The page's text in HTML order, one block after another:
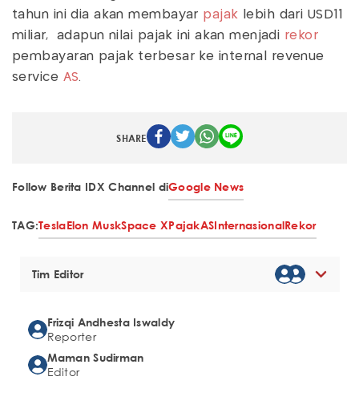
tahun ini dia akan membayar pajak lebih dari USD11
miliar, adapun nilai pajak ini akan menjadi rekor
pembayaran pajak terbesar ke internal revenue
service AS.
SHARE
Follow Berita IDX Channel diGoogle News
TAG:TeslaElon MuskSpace XPajakASInternasionalRekor
Tim Editor
Frizqi Andhesta Iswaldy
Reporter
Maman Sudirman
Editor